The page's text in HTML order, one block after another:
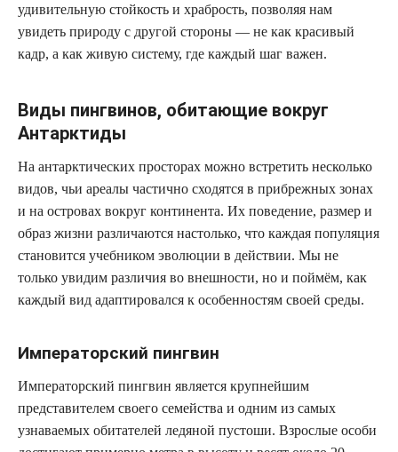
удивительную стойкость и храбрость, позволяя нам
увидеть природу с другой стороны — не как красивый
кадр, а как живую систему, где каждый шаг важен.
Виды пингвинов, обитающие вокруг
Антарктиды
На антарктических просторах можно встретить несколько
видов, чьи ареалы частично сходятся в прибрежных зонах
и на островах вокруг континента. Их поведение, размер и
образ жизни различаются настолько, что каждая популяция
становится учебником эволюции в действии. Мы не
только увидим различия во внешности, но и поймём, как
каждый вид адаптировался к особенностям своей среды.
Императорский пингвин
Императорский пингвин является крупнейшим
представителем своего семейства и одним из самых
узнаваемых обитателей ледяной пустоши. Взрослые особи